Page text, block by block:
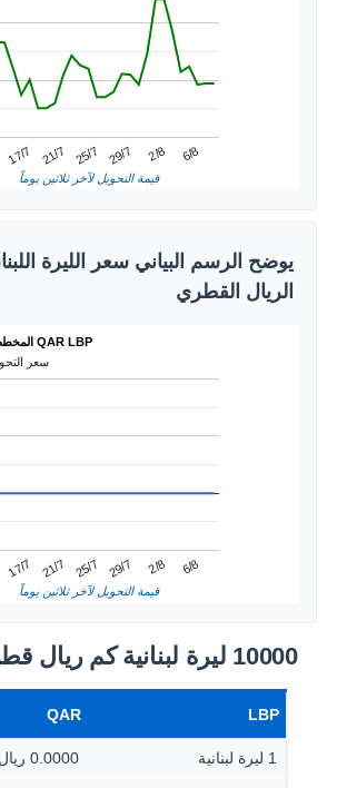
17/7 21/7 25/7 29/7 2/8 6/8
قيمة التحويل لآخر ثلاثين يوماً
يوضح الرسم البياني سعر الليرة
الريال القطري
المخطط البياني QAR LBP
سعر
17/7 21/7 25/7 29/7 2/8 6/8
قيمة التحويل لآخر ثلاثين يوماً
10000 ليرة لبنانية كم ريال قطري اليوم؟
LBP
QAR
1 ليرة لبنانية 0.0000 ريال قطرى